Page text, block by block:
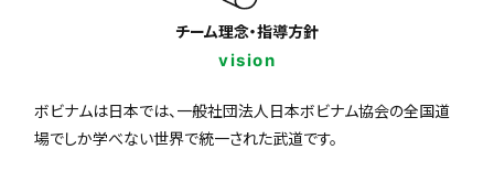
チーム理念・指導方針
vision
ボビナムは日本では、一般社団法人日本ボビナム協会の全国道
場でしか学べない世界で統一された武道です。